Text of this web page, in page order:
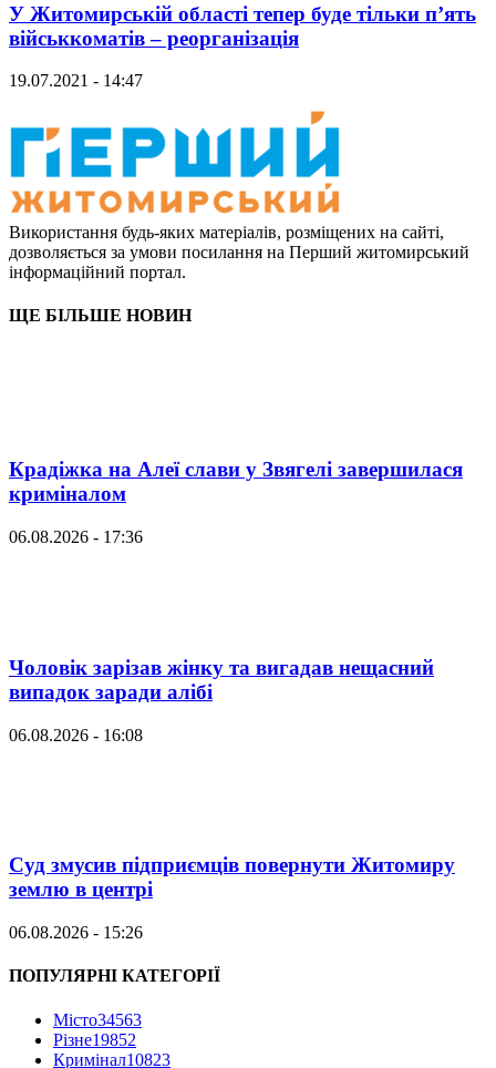
У Житомирській області тепер буде тільки п’ять
військкоматів – реорганізація
19.07.2021 - 14:47
Використання будь-яких матеріалів, розміщених на сайті,
дозволяється за умови посилання на Перший житомирський
інформаційний портал.
ЩЕ БІЛЬШЕ НОВИН
Крадіжка на Алеї слави у Звягелі завершилася
криміналом
06.08.2026 - 17:36
Чоловік зарізав жінку та вигадав нещасний
випадок заради алібі
06.08.2026 - 16:08
Суд змусив підприємців повернути Житомиру
землю в центрі
06.08.2026 - 15:26
ПОПУЛЯРНІ КАТЕГОРІЇ
Місто34563
Різне19852
Кримінал10823